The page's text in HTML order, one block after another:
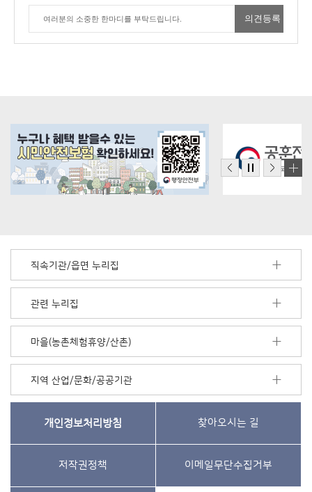
직속기관/읍면 누리집
관련 누리집
마을(농촌체험휴양/산촌)
지역 산업/문화/공공기관
개인정보처리방침 찾아오시는 길
저작권정책 이메일무단수집거부